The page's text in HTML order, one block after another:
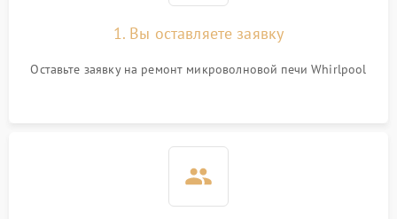
Не работают сенсорные
1000 ₽
1. Вы оставляете заявку
Оставьте заявку на ремонт микроволновой печи Whirlpool